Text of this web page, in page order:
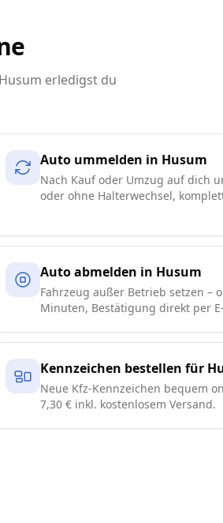
erledigst du
Auto ummelden in Husum
Nach Kauf oder Umzug auf dich
oder ohne Halterwechsel,
Auto abmelden in Husum
Fahrzeug außer Betrieb setzen –
Minuten, Bestätigung direkt per
Kennzeichen bestellen für
Neue Kfz-Kennzeichen bequem
7,30 € inkl. kostenlosem Versand.